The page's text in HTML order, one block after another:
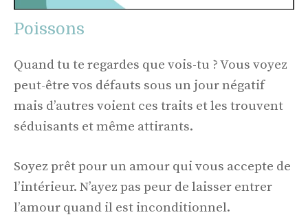
Poissons
Quand tu te regardes que vois-tu ? Vous voyez
peut-être vos défauts sous un jour négatif
mais d’autres voient ces traits et les trouvent
séduisants et même attirants.
Soyez prêt pour un amour qui vous accepte de
l’intérieur. N’ayez pas peur de laisser entrer
l’amour quand il est inconditionnel.